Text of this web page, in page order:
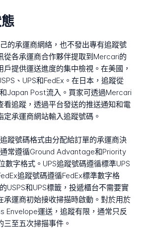
的承運商網絡，也不發出專有追蹤號
從各承運商合作夥伴提取到Mercari的
提供運送進度的集中檢視。在美國，
、UPS和FedEx。在日本，追蹤從
Japan Post流入。買家可透過Mercari
看追蹤，透過平台發送的推送通知和電
承運商網站輸入追蹤號碼。
蹤號碼格式由分配給訂單的承運商決
常遵循Ground Advantage和Priority
數字格式。UPS追蹤號碼遵循標準UPS
追蹤號碼遵循FedEx標準數字格
USPS和UPS標籤，投遞櫃台不需要實
承運商初始接收掃描時啟動。對於用於
Envelope運送，追蹤有限，通常只反
至五次掃描事件。